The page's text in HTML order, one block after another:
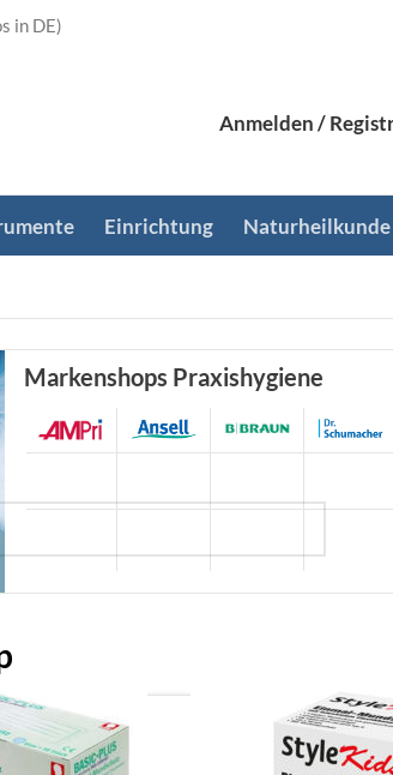
in DE)
Anmelden /
Einrichtung Naturheilkunde
Markenshops Praxishygiene